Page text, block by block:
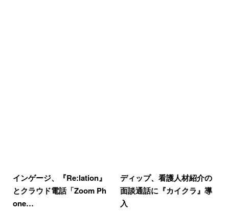
インゲージ、『Re:lation』
とクラウド電話「Zoom Ph
one…
ディップ、看護人材紹介の
面談通話に『カイクラ』導
入